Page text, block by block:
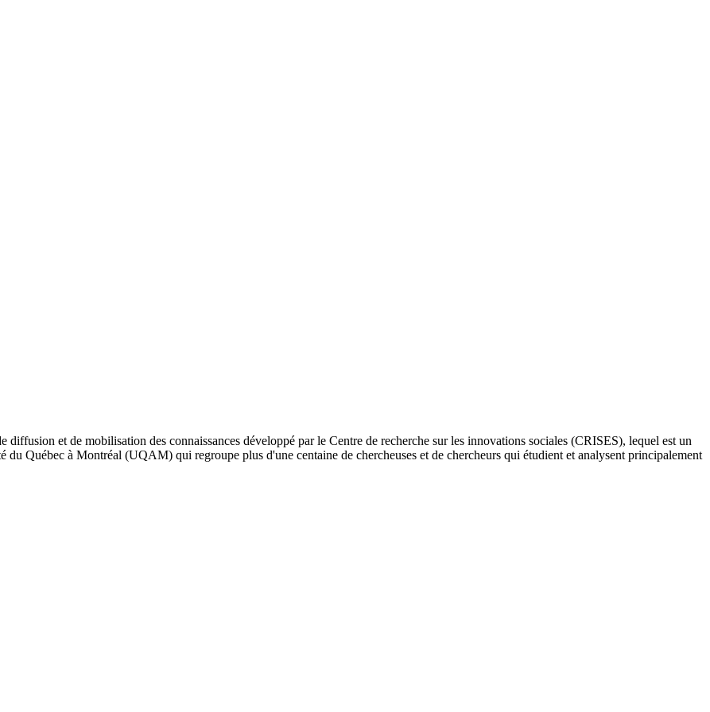
et de mobilisation des connaissances développé par le Centre de recherche sur les innovations sociales (CRISES), lequel est un
Québec à Montréal (UQAM) qui regroupe plus d'une centaine de chercheuses et de chercheurs qui étudient et analysent principalement